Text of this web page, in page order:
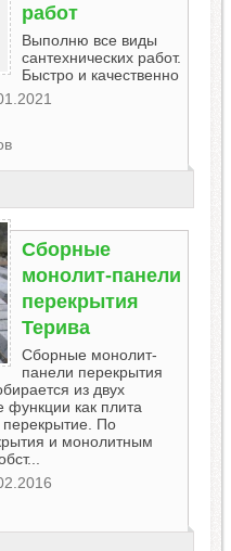
работ
Выполню все виды
сантехнических работ.
Быстро и качественно
Cборные
монолит-панели
перекрытия
Терива
Cборные монолит-
панели перекрытия
из двух
функции как плита
По
и монолитным